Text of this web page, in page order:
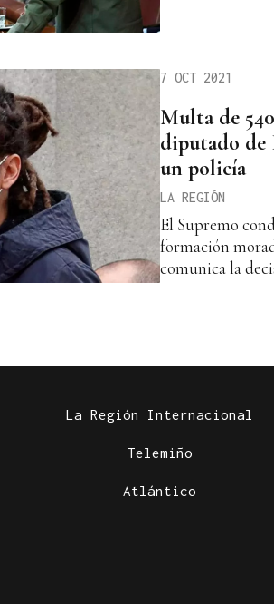
7 OCT 2021
Multa de
diputado de
un policía
LA REGIÓN
El Supremo
formación
comunica la
La Región Internacional
Telemiño
Atlántico